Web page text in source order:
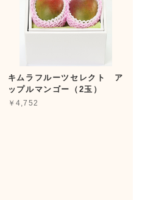
キムラフルーツセレクト ア
ップルマンゴー（2玉）
￥4,752